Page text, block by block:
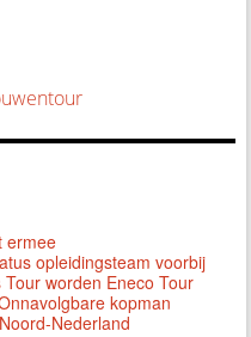
ermee
opleidingsteam voorbij
worden Eneco Tour
kopman
Nederland